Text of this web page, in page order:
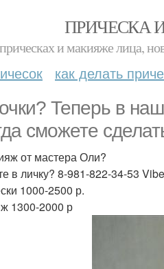
ПРИЧЕСКА
и макияже лица,
как делать
Теперь в
сможете
от мастера Оли?
в личку? 8-981-822-34-53
1000-2500 р.
1300-2000 р